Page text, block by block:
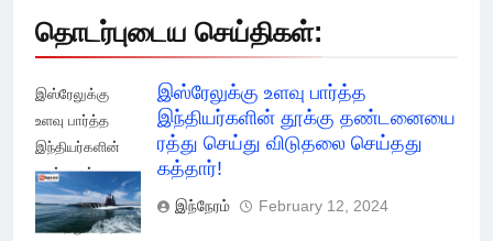
தொடர்புடைய செய்திகள்:
இஸ்ரேலுக்கு
உளவு பார்த்த
இந்தியர்களின்
தூக்கு ரத்து
செய்து விடுதலை
செய்தது கத்தார்!
இஸ்ரேலுக்கு உளவு பார்த்த
இந்தியர்களின் தூக்கு தண்டனையை
ரத்து செய்து விடுதலை செய்தது
கத்தார்!
இந்நேரம் February 12, 2024